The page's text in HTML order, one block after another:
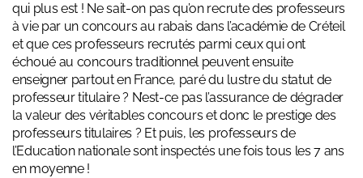
qui plus est ! Ne sait-on pas qu’on recrute des professeurs
à vie par un concours au rabais dans l’académie de Créteil
et que ces professeurs recrutés parmi ceux qui ont
échoué au concours traditionnel peuvent ensuite
enseigner partout en France, paré du lustre du statut de
professeur titulaire ? N’est-ce pas l’assurance de dégrader
la valeur des véritables concours et donc le prestige des
professeurs titulaires ? Et puis, les professeurs de
l’Education nationale sont inspectés une fois tous les 7 ans
en moyenne !